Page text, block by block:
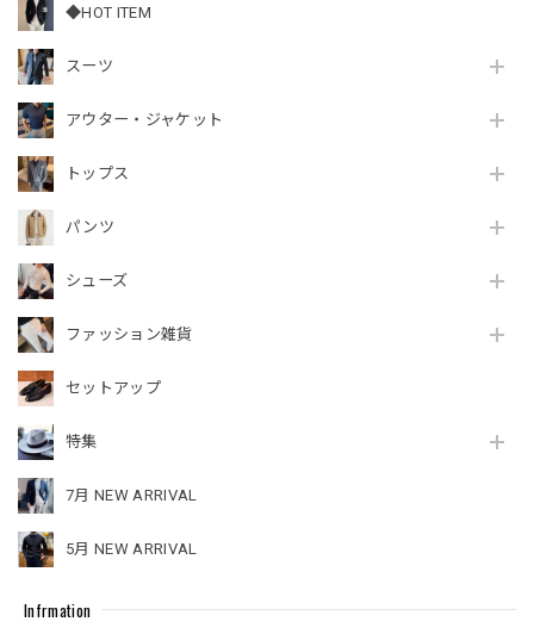
◆HOT ITEM
スーツ
アウター・ジャケット
トップス
パンツ
シューズ
ファッション雑貨
セットアップ
特集
7月 NEW ARRIVAL
5月 NEW ARRIVAL
Infrmation